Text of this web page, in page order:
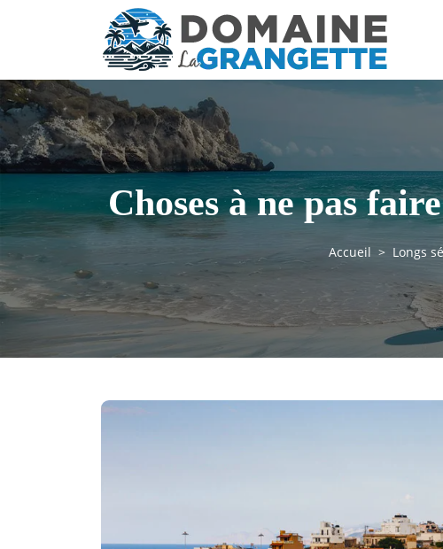
Choses à ne pas
Accueil Longs